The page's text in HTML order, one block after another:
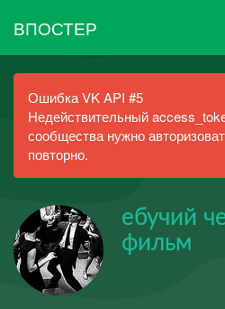
ВПОСТЕР
Ошибка VK API #5
Недействительный
сообщества нужно
повторно.
ебучий
фильм